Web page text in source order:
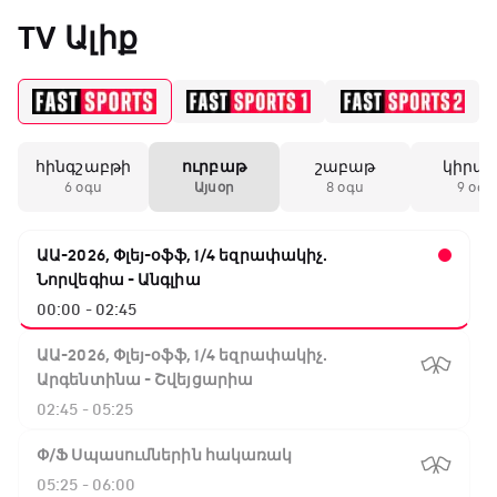
19:59 / 11.01.2026• Ֆուտբոլ
Անգլիայի գավաթ.
Մարտինելիի հեթ-
խոշոր հաշվով
Սվիտոլինան
կարիերայի 19-րդ
տիտղոսն է նվաճել
• Ֆուտբոլ
TV Ալիք
հինգշաբթի
6 օգս
ուրբաթ
Այսօր
շաբաթ
8 օգս 9 օգս
ԱԱ-2026, Փլեյ-օֆֆ, 1/4 եզրափակիչ.
Նորվեգիա - Անգլիա
00:00 - 02:45
ԱԱ-2026, Փլեյ-օֆֆ, 1/4 եզրափակիչ.
Արգենտինա - Շվեյցարիա
02:45 - 05:25
Փ/Ֆ Սպասումներին հակառակ
05:25 - 06:00